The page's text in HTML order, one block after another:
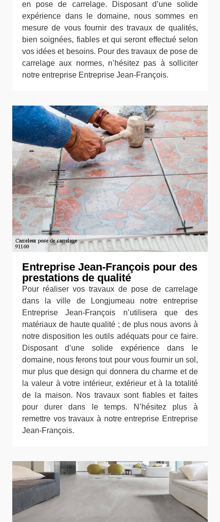
en pose de carrelage. Disposant d’une solide
expérience dans le domaine, nous sommes en
mesure de vous fournir des travaux de qualités,
bien soignées, fiables et qui seront effectué selon
vos idées et besoins. Pour des travaux de pose de
carrelage aux normes, n’hésitez pas à solliciter
notre entreprise Entreprise Jean-François.
Entreprise Jean-François pour des
prestations de qualité
Pour réaliser vos travaux de pose de carrelage
dans la ville de Longjumeau notre entreprise
Entreprise Jean-François n’utilisera que des
matériaux de haute qualité ; de plus nous avons à
notre disposition les outils adéquats pour ce faire.
Disposant d’une solide expérience dans le
domaine, nous ferons tout pour vous fournir un sol,
mur plus que design qui donnera du charme et de
la valeur à votre intérieur, extérieur et à la totalité
de la maison. Nos travaux sont fiables et faites
pour durer dans le temps. N’hésitez plus à
remettre vos travaux à notre entreprise Entreprise
Jean-François.